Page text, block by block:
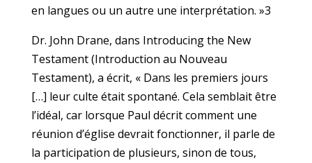
en langues ou un autre une interprétation. »3
Dr. John Drane, dans Introducing the New
Testament (Introduction au Nouveau
Testament), a écrit, « Dans les premiers jours
[…] leur culte était spontané. Cela semblait être
l’idéal, car lorsque Paul décrit comment une
réunion d’église devrait fonctionner, il parle de
la participation de plusieurs, sinon de tous,